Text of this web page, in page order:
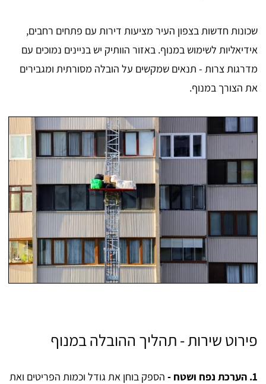
שכונות חדשות בצפון העיר מציעות דירות עם פתחים רחבים,
אידיאליות לשימוש במנוף. באזור הוותיק יש בניינים נמוכים עם
מדרגות צרות - תנאים שמקשים על הובלה מסורתית ומגבירים
את הצורך במנוף.
פירוט שירות - תהליך ההובלה במנוף
1. הערכת נפח ושטח -
הספק בוחן את גודל וכמות הפריטים ואת